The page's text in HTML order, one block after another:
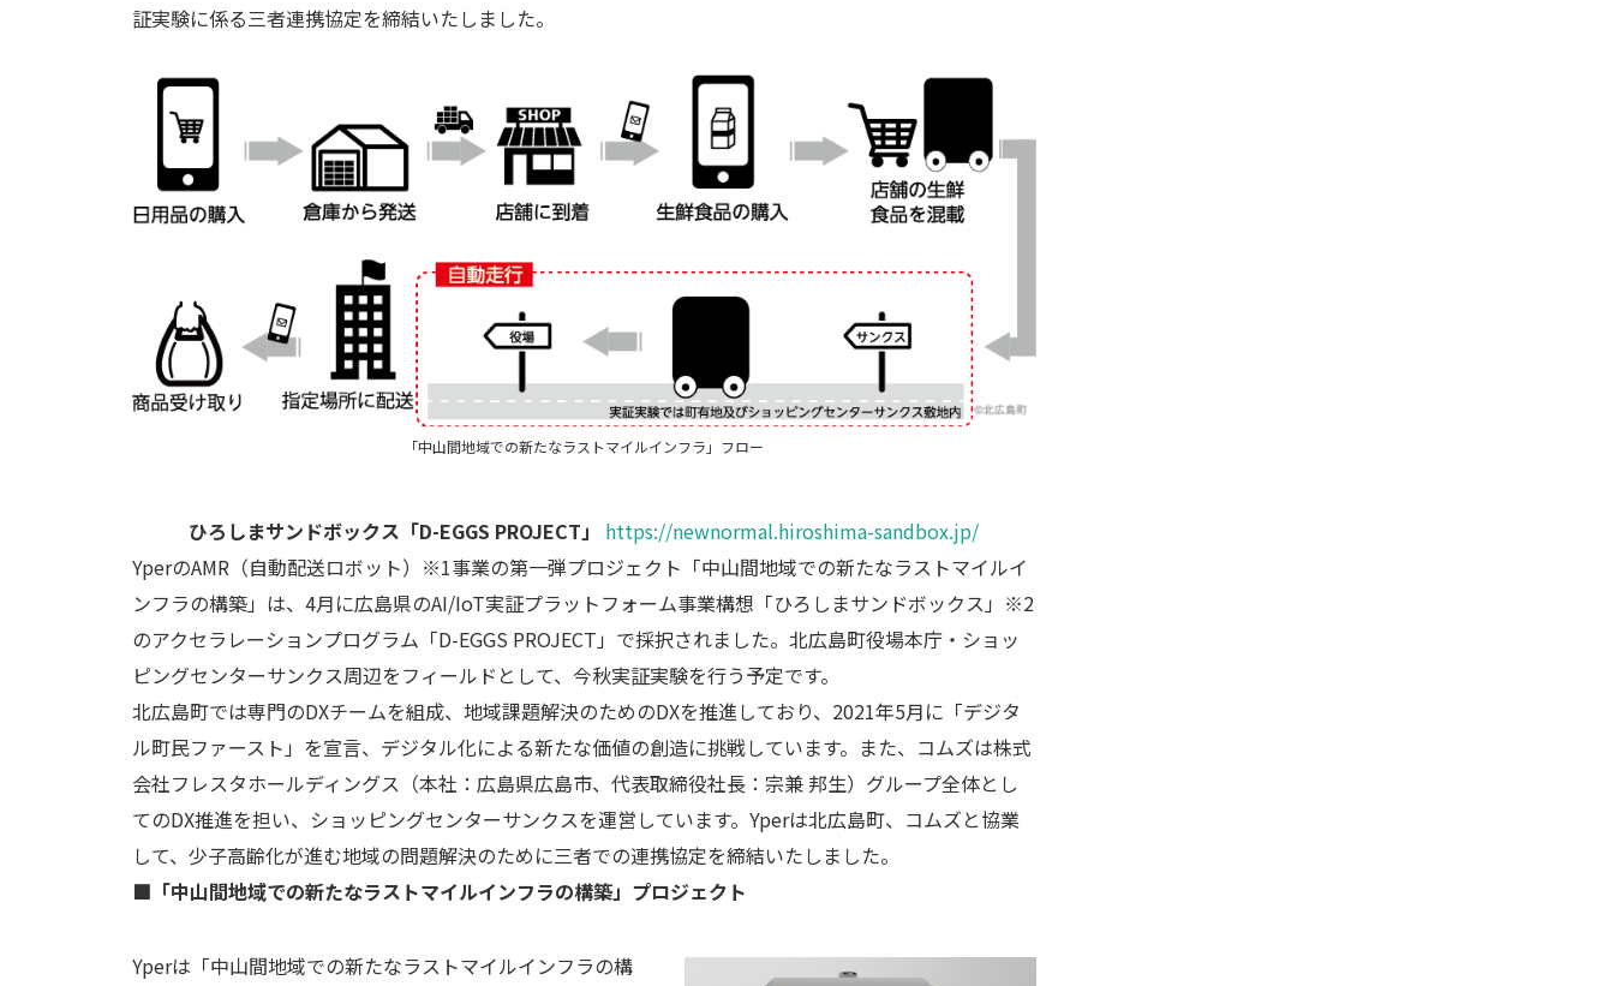
証実験に係る三者連携協定を締結いたしました。
「中山間地域での新たなラストマイルインフラ」フロー
ひろしまサンドボックス「D-EGGS PROJECT」
https://newnormal.hiroshima-sandbox.jp/
YperのAMR（自動配送ロボット）※1事業の第一弾プロジェクト「中山間地域での新たなラストマイルイ
ンフラの構築」は、4月に広島県のAI/IoT実証プラットフォーム事業構想「ひろしまサンドボックス」※2
のアクセラレーションプログラム「D-EGGS PROJECT」で採択されました。北広島町役場本庁・ショッ
ピングセンターサンクス周辺をフィールドとして、今秋実証実験を行う予定です。
北広島町では専門のDXチームを組成、地域課題解決のためのDXを推進しており、2021年5月に「デジタ
ル町民ファースト」を宣言、デジタル化による新たな価値の創造に挑戦しています。また、コムズは株式
会社フレスタホールディングス（本社：広島県広島市、代表取締役社長：宗兼 邦生）グループ全体とし
てのDX推進を担い、ショッピングセンターサンクスを運営しています。Yperは北広島町、コムズと協業
して、少子高齢化が進む地域の問題解決のために三者での連携協定を締結いたしました。
■「中山間地域での新たなラストマイルインフラの構築」プロジェクト
Yperは「中山間地域での新たなラストマイルインフラの構